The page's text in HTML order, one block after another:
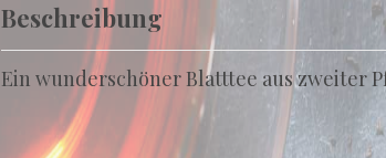
Beschreibung
Ein wunderschöner Blatttee aus zweiter